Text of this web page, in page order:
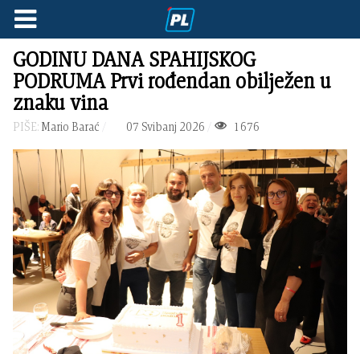
GODINU DANA SPAHIJSKOG
PODRUMA Prvi rođendan obilježen u
znaku vina
PIŠE: Mario Barać 07 Svibanj 2026 1676